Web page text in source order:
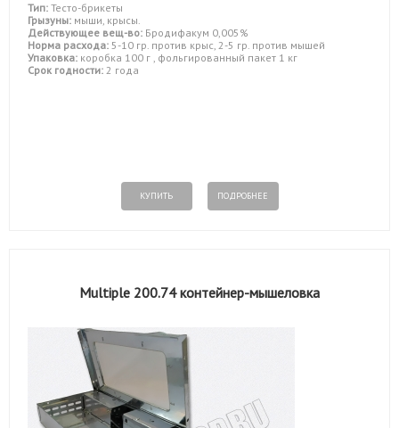
Тип: Тесто-брикеты
Грызуны: мыши, крысы.
Действующее вещ-во: Бродифакум 0,005%
Норма расхода: 5-10 гр. против крыс, 2-5 гр. против мышей
Упаковка: коробка 100 г , фольгированный пакет 1 кг
Срок годности: 2 года
КУПИТЬ ПОДРОБНЕЕ
Multiple 200.74 контейнер-мышеловка